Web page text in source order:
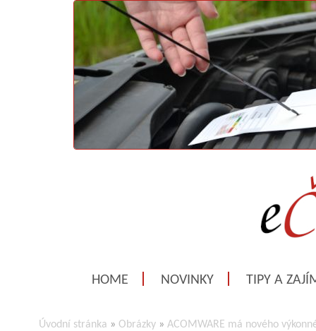
HOME NOVINKY TIPY A
Úvodní stránka » Obrázky » ACOMWARE má nového